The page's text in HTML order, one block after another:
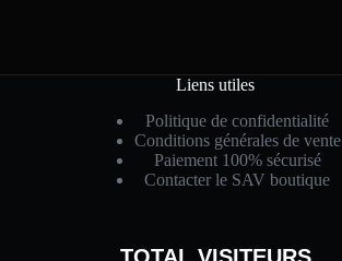
Liens utiles
Politique de confidentialité
Conditions générales de vente
Paiement 100% sécurisé
Contacter le SAV boutique